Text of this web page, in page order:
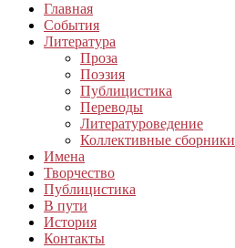
Главная
События
Литература
Проза
Поэзия
Публицистика
Переводы
Литературоведение
Коллективные сборники
Имена
Творчество
Публицистика
В пути
История
Контакты